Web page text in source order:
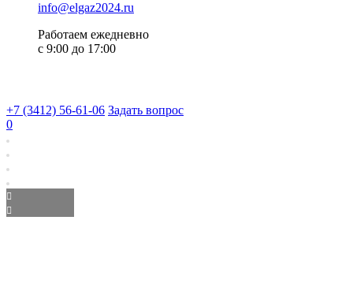
info@elgaz2024.ru
Работаем eжедневно
с 9:00 до 17:00
+7 (3412) 56-61-06 Задать вопрос
0